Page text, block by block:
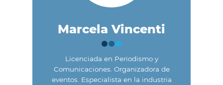
Marcela Vincenti
Licenciada en Periodismo y
Comunicaciones. Organizadora de
eventos. Especialista en la industria